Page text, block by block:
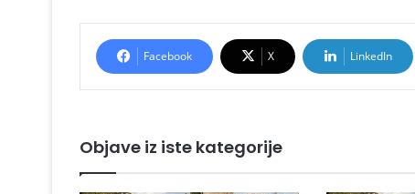
Facebook X LinkedIn
Objave iz iste kategorije